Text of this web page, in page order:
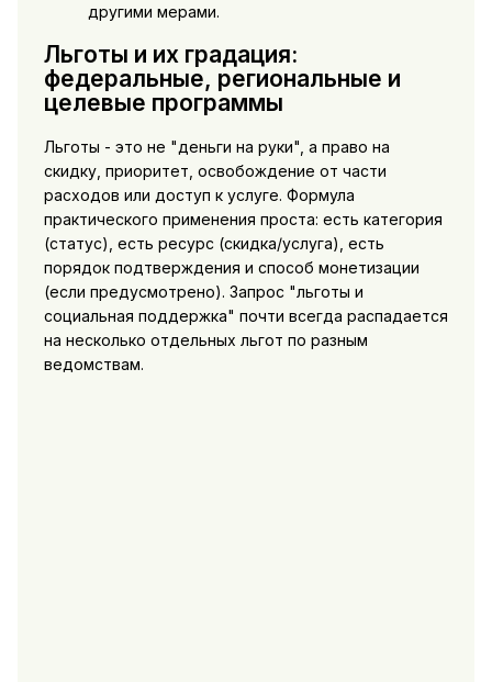
другими мерами.
Льготы и их градация:
федеральные, региональные и
целевые программы
Льготы - это не "деньги на руки", а право на
скидку, приоритет, освобождение от части
расходов или доступ к услуге. Формула
практического применения проста: есть категория
(статус), есть ресурс (скидка/услуга), есть
порядок подтверждения и способ монетизации
(если предусмотрено). Запрос "льготы и
социальная поддержка" почти всегда распадается
на несколько отдельных льгот по разным
ведомствам.